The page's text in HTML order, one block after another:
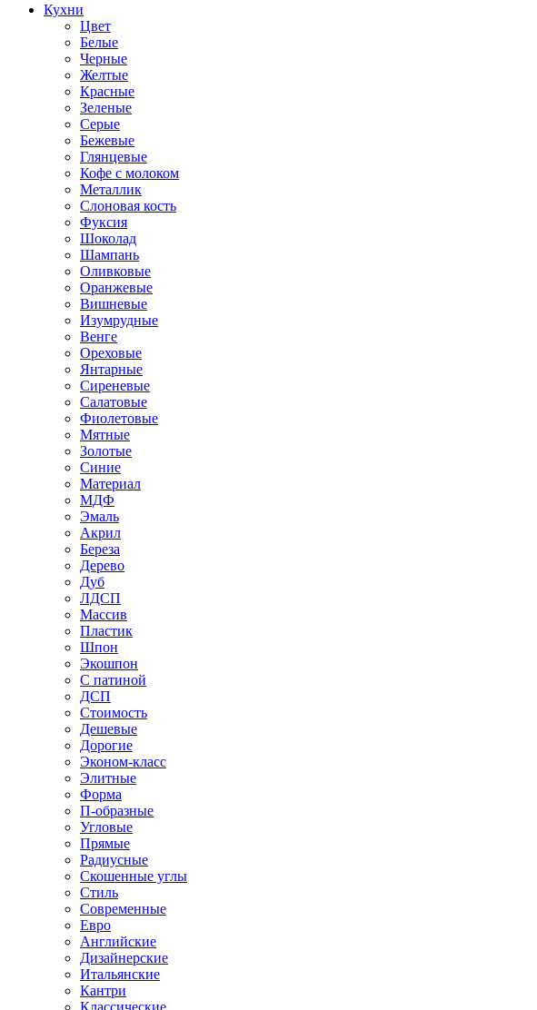
Кухни
Цвет
Белые
Черные
Желтые
Красные
Зеленые
Серые
Бежевые
Глянцевые
Кофе с молоком
Металлик
Слоновая кость
Фуксия
Шоколад
Шампань
Оливковые
Оранжевые
Вишневые
Изумрудные
Венге
Ореховые
Янтарные
Сиреневые
Салатовые
Фиолетовые
Мятные
Золотые
Синие
Материал
МДФ
Эмаль
Акрил
Береза
Дерево
Дуб
ЛДСП
Массив
Пластик
Шпон
Экошпон
С патиной
ДСП
Стоимость
Дешевые
Дорогие
Эконом-класс
Элитные
Форма
П-образные
Угловые
Прямые
Радиусные
Скошенные углы
Стиль
Современные
Евро
Английские
Дизайнерские
Итальянские
Кантри
Классические